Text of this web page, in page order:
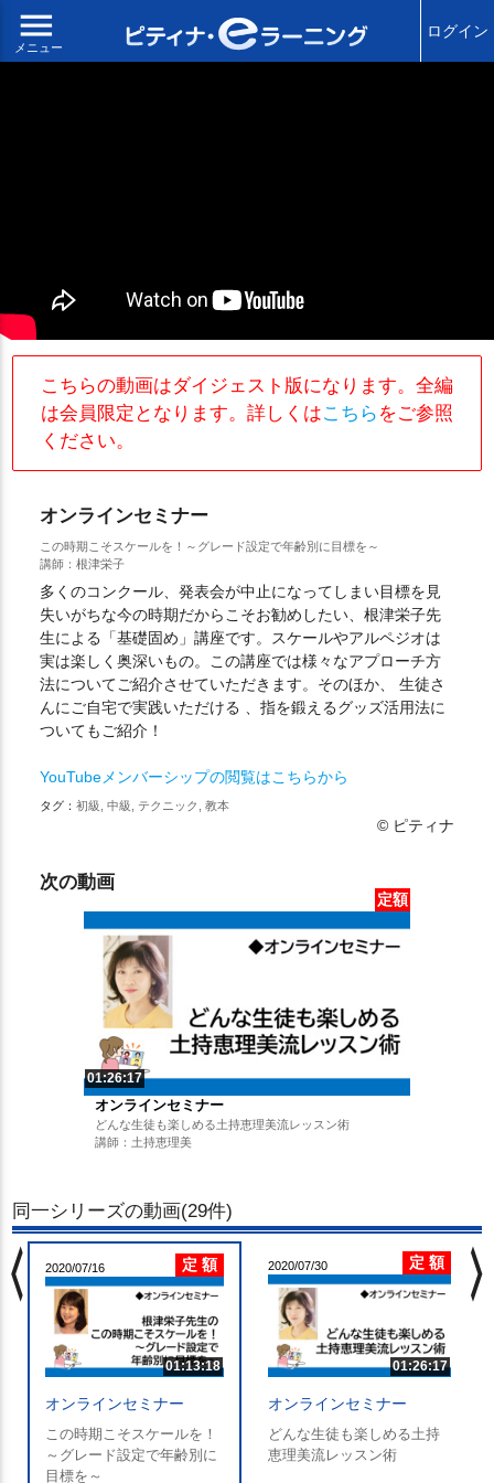
menu
メニュー
ログイン
こちらの動画はダイジェスト版になります。全編
は会員限定となります。詳しくはこちら をご参照
ください。
オンラインセミナー
この時期こそスケールを！～グレード設定で年齢別に目標を～
講師：根津栄子
多くのコンクール、発表会が中止になってしまい目標を見
失いがちな今の時期だからこそお勧めしたい、根津栄子先
生による「基礎固め」講座です。スケールやアルペジオは
実は楽しく奥深いもの。この講座では様々なアプローチ方
法についてご紹介させていただきます。そのほか、 生徒さ
んにご自宅で実践いただける 、指を鍛えるグッズ活用法に
ついてもご紹介！
YouTubeメンバーシップの閲覧はこちらから
タグ： 初級, 中級, テクニック, 教本
© ピティナ
次の動画
定額
01:26:17
オンラインセミナー
どんな生徒も楽しめる土持恵理美流レッスン術
講師：土持恵理美
同一シリーズの動画(29件)
2020/07/16 定 額
01:13:18
オンラインセミナー
この時期こそスケールを！
～グレード設定で年齢別に
目標を～
2020/07/30 定 額
01:26:17
オンラインセミナー
どんな生徒も楽しめる土持
恵理美流レッスン術
chevron_left chevron_right